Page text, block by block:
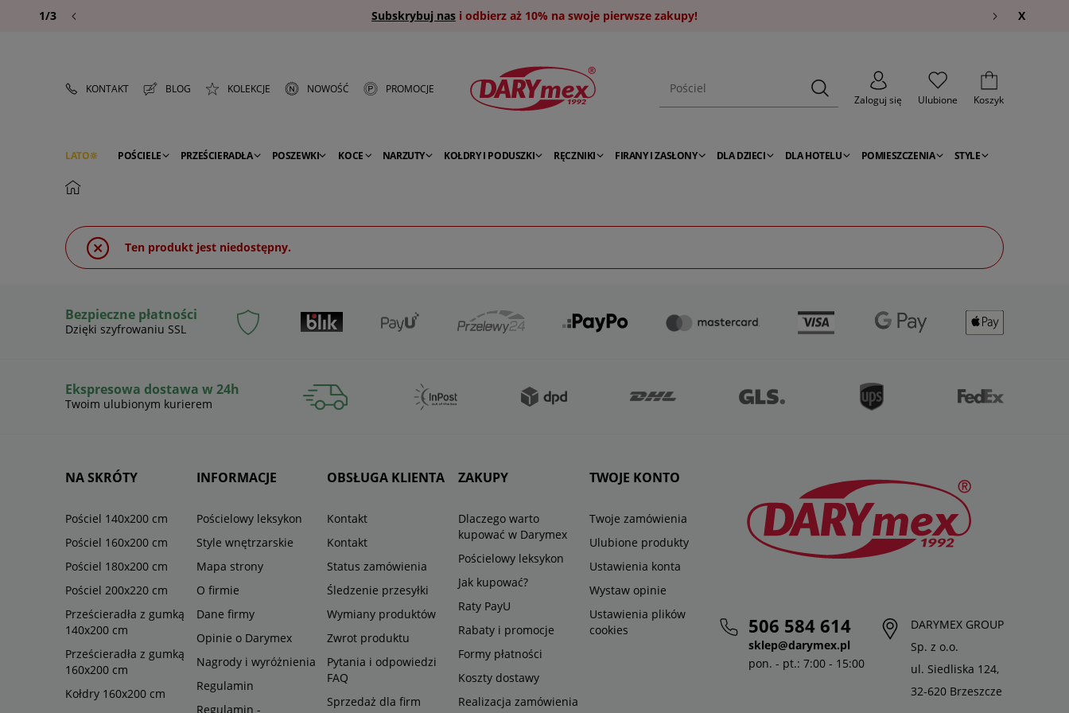
Subskrybuj nas i odbierz aż 10% na swoje pierwsze zakupy!
1/3 X
KONTAKT BLOG KOLEKCJE NOWOŚĆ
PROMOCJE
Zaloguj się
Ulubione Koszyk
LATO POŚCIELE PRZEŚCIERADŁA POSZEWKI KOCE NARZUTY KOŁDRY I PODUSZKI RĘCZNIKI FIRANY I ZASŁONY DLA DZIECI DLA HOTELU POMIESZCZENIA STYLE
PREMIUM
Ten produkt jest niedostępny.
Bezpieczne płatności
Dzięki szyfrowaniu SSL
Ekspresowa dostawa w 24h
Twoim ulubionym kurierem
NA SKRÓTY
Pościel 140x200 cm
Pościel 160x200 cm
Pościel 180x200 cm
Pościel 200x220 cm
Prześcieradła z gumką
140x200 cm
Prześcieradła z gumką
160x200 cm
Kołdry 160x200 cm
INFORMACJE
Pościelowy leksykon
Style wnętrzarskie
Mapa strony
O firmie
Dane firmy
Opinie o Darymex
Nagrody i wyróżnienia
Regulamin
Regulamin -
OBSŁUGA KLIENTA
Kontakt
Kontakt
Status zamówienia
Śledzenie przesyłki
Wymiany produktów
Zwrot produktu
Pytania i odpowiedzi
FAQ
Sprzedaż dla firm
ZAKUPY
Dlaczego warto
kupować w Darymex
Pościelowy leksykon
Jak kupować?
Raty PayU
Rabaty i promocje
Formy płatności
Koszty dostawy
Realizacja zamówienia
TWOJE KONTO
Twoje zamówienia
Ulubione produkty
Ustawienia konta
Wystaw opinie
Ustawienia plików
cookies
506 584 614
sklep@darymex.pl
pon. - pt.: 7:00 - 15:00
DARYMEX GROUP
Sp. z o.o.
ul. Siedliska 124,
32-620 Brzeszcze